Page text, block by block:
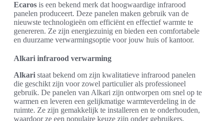
Ecaros is een bekend merk dat hoogwaardige infrarood
panelen produceert. Deze panelen maken gebruik van de
nieuwste technologieën om efficiënt en effectief warmte te
genereren. Ze zijn energiezuinig en bieden een comfortabele
en duurzame verwarmingsoptie voor jouw huis of kantoor.
Alkari infrarood verwarming
Alkari staat bekend om zijn kwalitatieve infrarood panelen
die geschikt zijn voor zowel particulier als professioneel
gebruik. De panelen van Alkari zijn ontworpen om snel op te
warmen en leveren een gelijkmatige warmteverdeling in de
ruimte. Ze zijn gemakkelijk te installeren en te onderhouden,
waardoor ze een populaire keuze zijn onder gebruikers.